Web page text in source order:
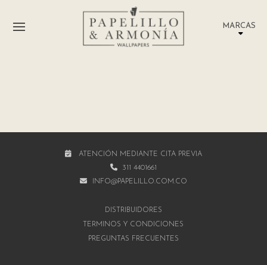
MARCAS
ATENCIÓN MEDIANTE CITA PREVIA
311 4401661
INFO@PAPELILLO.COM.CO
DISTRIBUIDORES
TÉRMINOS Y CONDICIONES
PREGUNTAS FRECUENTES